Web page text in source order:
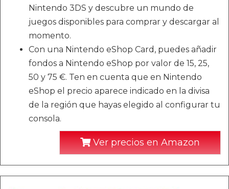
Nintendo 3DS y descubre un mundo de
juegos disponibles para comprar y descargar al
momento.
Con una Nintendo eShop Card, puedes añadir
fondos a Nintendo eShop por valor de 15, 25,
50 y 75 €. Ten en cuenta que en Nintendo
eShop el precio aparece indicado en la divisa
de la región que hayas elegido al configurar tu
consola.
Ver precios en Amazon